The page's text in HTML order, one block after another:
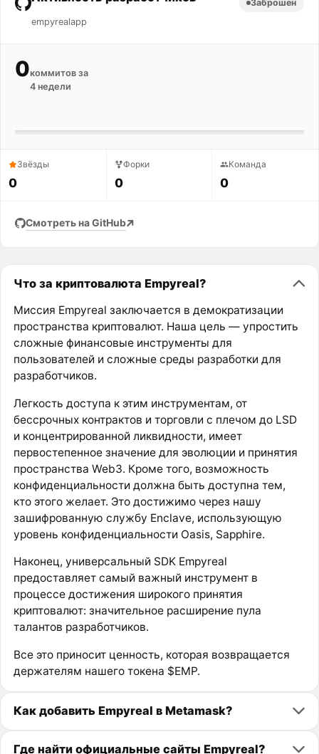
empyrealapp
Заброшен
0коммитов за
4 недели
Звёзды
0
Форки
0
Команда
0
Смотреть на GitHub
Что за криптовалюта Empyreal?
Миссия Empyreal заключается в демократизации
пространства криптовалют. Наша цель — упростить
сложные финансовые инструменты для
пользователей и сложные среды разработки для
разработчиков.
Легкость доступа к этим инструментам, от
бессрочных контрактов и торговли с плечом до LSD
и концентрированной ликвидности, имеет
первостепенное значение для эволюции и принятия
пространства Web3. Кроме того, возможность
конфиденциальности должна быть доступна тем,
кто этого желает. Это достижимо через нашу
зашифрованную службу Enclave, использующую
уровень конфиденциальности Oasis, Sapphire.
Наконец, универсальный SDK Empyreal
предоставляет самый важный инструмент в
процессе достижения широкого принятия
криптовалют: значительное расширение пула
талантов разработчиков.
Все это приносит ценность, которая возвращается
держателям нашего токена $EMP.
Как добавить Empyreal в Metamask?
Где найти официальные сайты Empyreal?